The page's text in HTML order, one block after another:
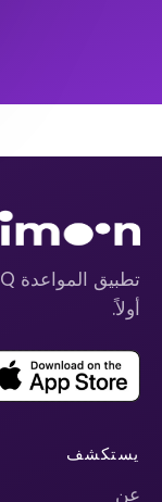
أولاً.
يستكشف
عن